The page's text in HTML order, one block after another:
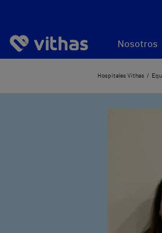
Nosotros
Hospitales Vithas